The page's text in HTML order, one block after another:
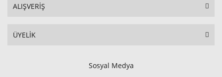
ALIŞVERİŞ
ÜYELİK
Sosyal Medya